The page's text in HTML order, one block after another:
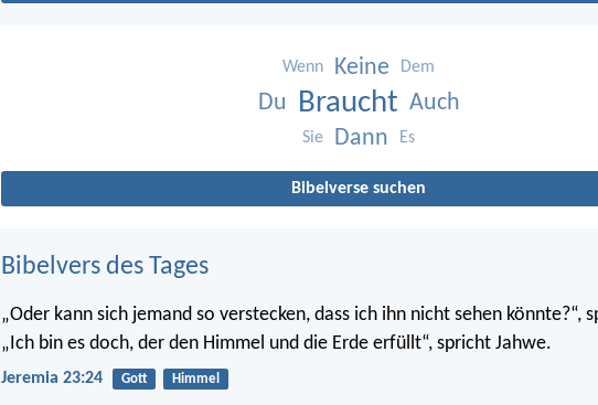
Wenn Keine Dem
Du Braucht Auch
Sie Dann Es
Bibelverse suchen
Bibelvers des Tages
„Oder kann sich jemand so verstecken, dass ich ihn nicht sehen könnte?“,
„Ich bin es doch, der den Himmel und die Erde erfüllt“, spricht Jahwe.
Jeremia 23:24 Gott Himmel